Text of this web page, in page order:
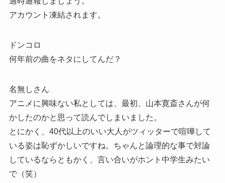
アカウント凍結されます。
ドンコロ
何年前の曲をネタにしてんだ？
名無しさん
アニメに興味ない私としては、最初、山本寛斎さんが何
かしたのかと思って読んでしまいました。
とにかく、40代以上のいい大人がツィッターで喧嘩して
いる姿は恥ずかしいですね。ちゃんと論理的な事で対論
しているならともかく、言い合いがホント中学生みたい
で（笑）